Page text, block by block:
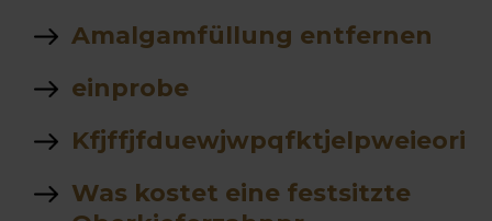
Amalgamfüllung entfernen
einprobe
Kfjffjfduewjwpqfktjelpweieori
Was kostet eine festsitzte